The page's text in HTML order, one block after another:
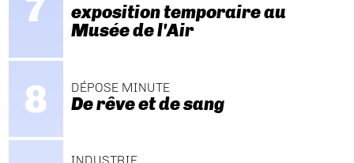
exposition temporaire au
Musée de l'Air
DÉPOSE MINUTE
De rêve et de sang